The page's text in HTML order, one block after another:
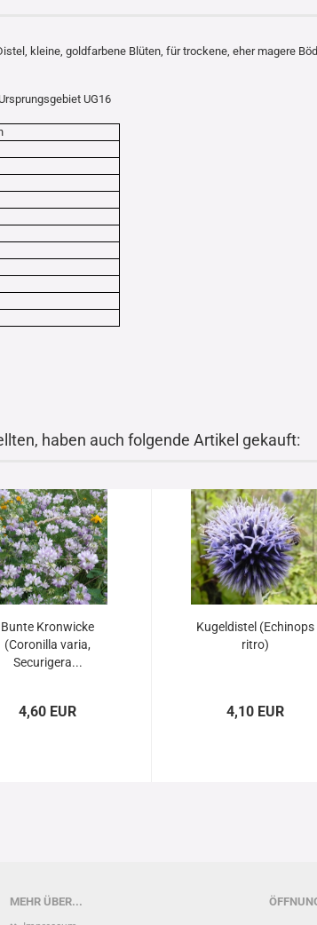
kleine, goldfarbene Blüten, für trockene, eher magere
UG16
haben auch folgende Artikel gekauft:
Bunte Kronwicke
(Coronilla varia,
Securigera...
4,60 EUR
Kugeldistel (Echinops
ritro)
4,10 EUR
MEHR ÜBER...